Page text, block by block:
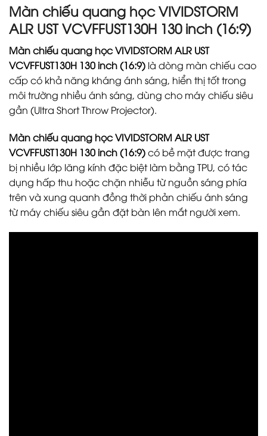
Màn chiếu quang học VIVIDSTORM
ALR UST VCVFFUST130H 130 inch (16:9)
Màn chiếu quang học VIVIDSTORM ALR UST
VCVFFUST130H 130 inch (16:9) là dòng màn chiếu cao
cấp có khả năng kháng ánh sáng, hiển thị tốt trong
môi trường nhiều ánh sáng, dùng cho máy chiếu siêu
gần (Ultra Short Throw Projector).
Màn chiếu quang học VIVIDSTORM ALR UST
VCVFFUST130H 130 inch (16:9)có bề mặt được trang
bị nhiều lớp lăng kính đặc biệt làm bằng TPU, có tác
dụng hấp thu hoặc chặn nhiễu từ nguồn sáng phía
trên và xung quanh đồng thời phản chiếu ánh sáng
từ máy chiếu siêu gần đặt bàn lên mắt người xem.